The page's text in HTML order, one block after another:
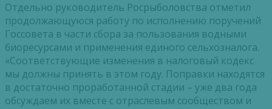
Отдельно руководитель Росрыболовства отметил
продолжающуюся работу по исполнению поручений
Госсовета в части сбора за пользования водными
биоресурсами и применения единого сельхозналога.
«Соответствующие изменения в налоговый кодекс
мы должны принять в этом году. Поправки находятся
в достаточно проработанной стадии – уже два года
обсуждаем их вместе с отраслевым сообществом и